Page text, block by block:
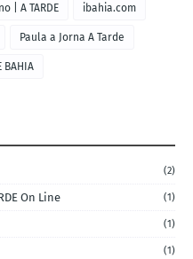
| A TARDE ibahia.com
Paula a Jorna A Tarde
BAHIA
(2)
On Line (1)
(1)
(1)